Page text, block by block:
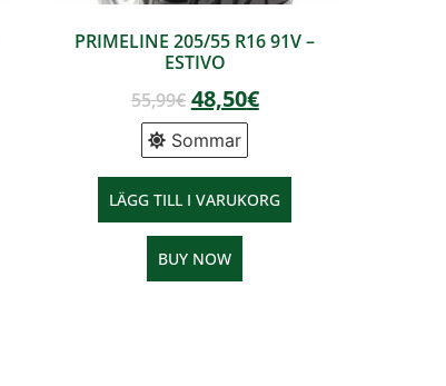
PRIMELINE 205/55 R16 91V –
ESTIVO
55,99€ 48,50€
Sommar
LÄGG TILL I VARUKORG
BUY NOW